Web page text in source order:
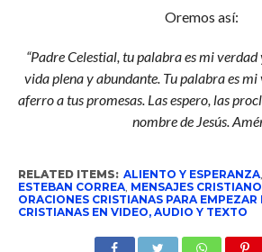
Oremos así:
“Padre Celestial, tu palabra es mi
vida plena y abundante. Tu palabra es
aferro a tus promesas. Las espero, las
nombre de Jesús.
RELATED ITEMS: ALIENTO Y ESPERANZA,
ESTEBAN CORREA, MENSAJES
ORACIONES CRISTIANAS PARA EMPEZAR
CRISTIANAS EN VIDEO, AUDIO Y TEXTO